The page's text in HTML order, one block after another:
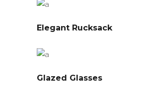
Elegant Rucksack
Glazed Glasses